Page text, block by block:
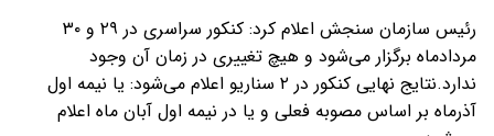
رئیس سازمان سنجش اعلام کرد: کنکور سراسری در ۲۹ و ۳۰
مردادماه برگزار می‌شود و هیچ تغییری در زمان آن وجود
ندارد.نتایج نهایی کنکور در ٢ سناریو اعلام می‌شود: یا نیمه اول
آذرماه بر اساس مصوبه فعلی و یا در نیمه اول آبان ماه اعلام